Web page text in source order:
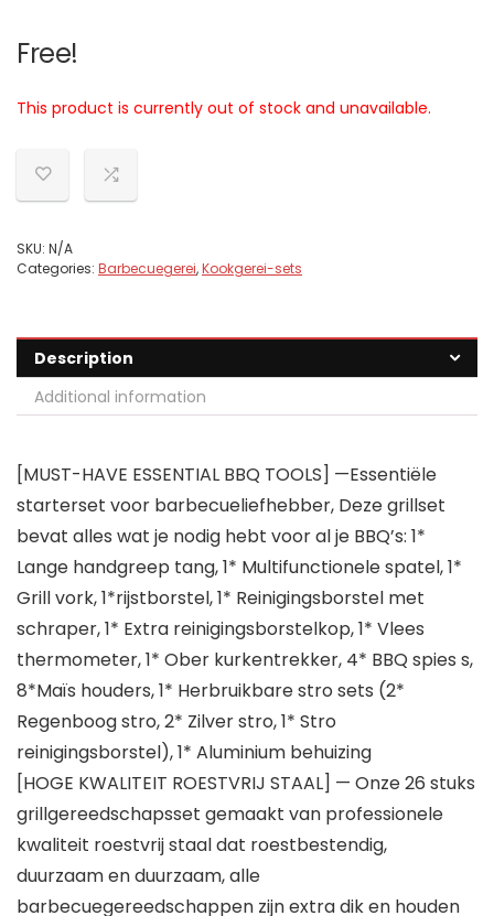
Free!
This product is currently out of stock and unavailable.
SKU: N/A
Categories: Barbecuegerei,Kookgerei-sets
Description
Additional information
[MUST-HAVE ESSENTIAL BBQ TOOLS] —Essentiële
starterset voor barbecueliefhebber, Deze grillset
bevat alles wat je nodig hebt voor al je BBQ’s: 1*
Lange handgreep tang, 1* Multifunctionele spatel, 1*
Grill vork, 1*rijstborstel, 1* Reinigingsborstel met
schraper, 1* Extra reinigingsborstelkop, 1* Vlees
thermometer, 1* Ober kurkentrekker, 4* BBQ spies s,
8*Maïs houders, 1* Herbruikbare stro sets (2*
Regenboog stro, 2* Zilver stro, 1* Stro
reinigingsborstel), 1* Aluminium behuizing
[HOGE KWALITEIT ROESTVRIJ STAAL] — Onze 26 stuks
grillgereedschapsset gemaakt van professionele
kwaliteit roestvrij staal dat roestbestendig,
duurzaam en duurzaam, alle
barbecuegereedschappen zijn extra dik en houden